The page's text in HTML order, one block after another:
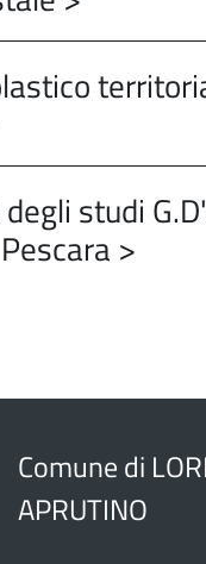
studi
>
Comune di
APRUTINO